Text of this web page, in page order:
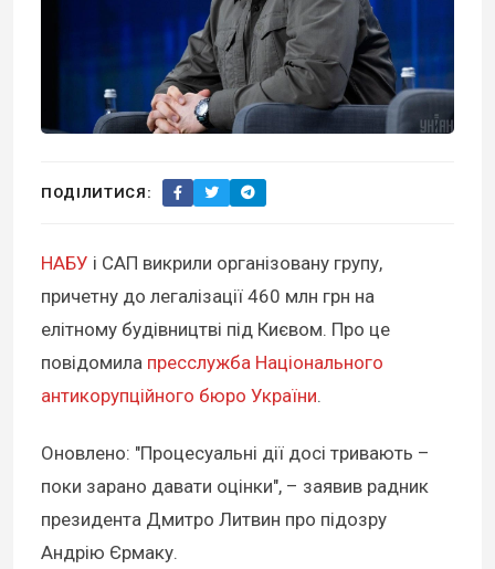
ПОДІЛИТИСЯ:
НАБУ і САП викрили організовану групу,
причетну до легалізації 460 млн грн на
елітному будівництві під Києвом. Про це
повідомила пресслужба Національного
антикорупційного бюро України.
Оновлено: "Процесуальні дії досі тривають –
поки зарано давати оцінки", – заявив радник
президента Дмитро Литвин про підозру
Андрію Єрмаку.